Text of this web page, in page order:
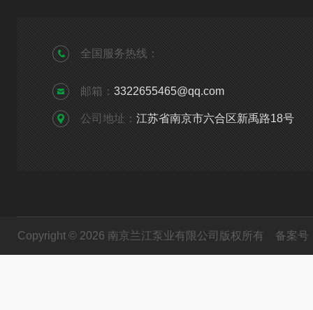
全国服务热线：
邮箱： 3322655465@qq.com
公司地址： 江苏省南京市六合区新禹路18号
Copyright © 2026 南京兰江泵业有限公司版权所有 备案号